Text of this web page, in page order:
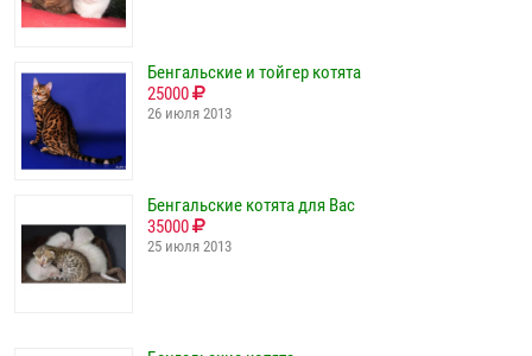
Бенгальские и тойгер котята
25000
26 июля 2013
Бенгальские котята для Вас
35000
25 июля 2013